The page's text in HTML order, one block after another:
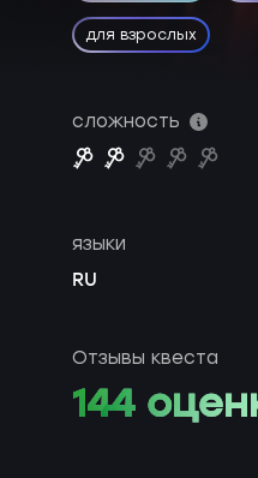
для взрослых
сложность
языки
RU
Отзывы квеста
144